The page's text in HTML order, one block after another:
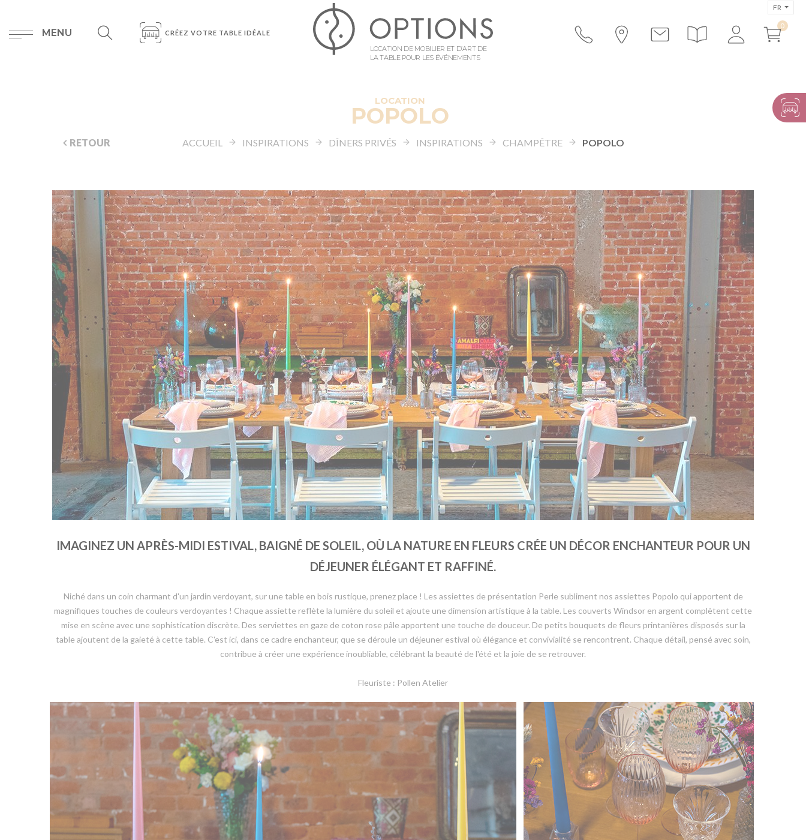
MENU CRÉEZ VOTRE TABLE IDÉALE
LOCATION DE MOBILIER ET D’ART DE
LA TABLE POUR LES ÉVÉNEMENTS
FR
LOCATION
POPOLO
RETOUR ACCUEIL INSPIRATIONS DÎNERS PRIVÉS INSPIRATIONS CHAMPÊTRE POPOLO
IMAGINEZ UN APRÈS-MIDI ESTIVAL, BAIGNÉ DE SOLEIL, OÙ LA NATURE EN FLEURS CRÉE UN DÉCOR ENCHANTEUR POUR UN
DÉJEUNER ÉLÉGANT ET RAFFINÉ.
Niché dans un coin charmant d'un jardin verdoyant, sur une table en bois rustique, prenez place ! Les assiettes de présentation Perle subliment nos assiettes Popolo qui apportent de
magnifiques touches de couleurs verdoyantes ! Chaque assiette reflète la lumière du soleil et ajoute une dimension artistique à la table. Les couverts Windsor en argent complètent cette
mise en scène avec une sophistication discrète. Des serviettes en gaze de coton rose pâle apportent une touche de douceur. De petits bouquets de fleurs printanières disposés sur la
table ajoutent de la gaieté à cette table. C'est ici, dans ce cadre enchanteur, que se déroule un déjeuner estival où élégance et convivialité se rencontrent. Chaque détail, pensé avec soin,
contribue à créer une expérience inoubliable, célébrant la beauté de l'été et la joie de se retrouver.
Fleuriste : Pollen Atelier